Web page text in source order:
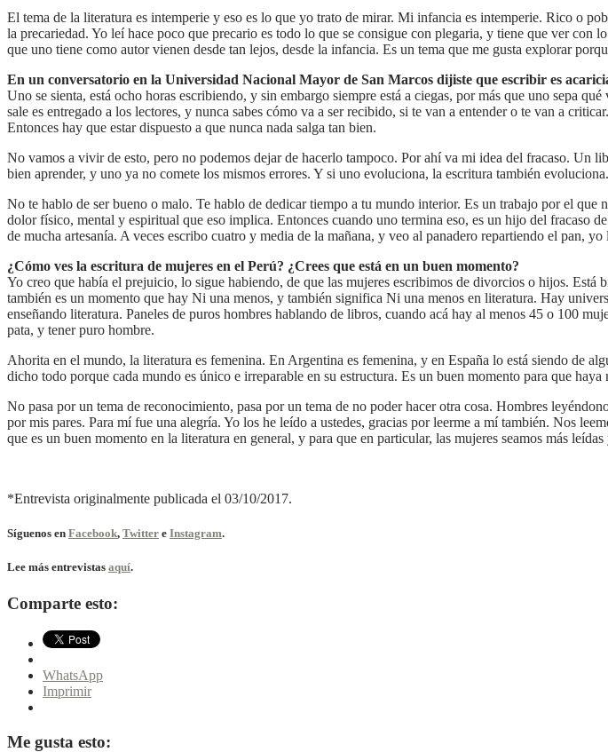
El tema de la literatura es intemperie y eso es lo que yo trato de mirar. Mi infancia es intemperie. Rico o
la precariedad. Yo leí hace poco que precario es todo lo que se consigue con plegaria, y tiene que ver
que uno tiene como autor vienen desde tan lejos, desde la infancia. Es un tema que me gusta explorar
En un conversatorio en la Universidad Nacional Mayor de San Marcos dijiste que escribir es
Uno se sienta, está ocho horas escribiendo, y sin embargo siempre está a ciegas, por más que uno sepa
sale es entregado a los lectores, y nunca sabes cómo va a ser recibido, si te van a entender o te van a
Entonces hay que estar dispuesto a que nunca nada salga tan bien.
No vamos a vivir de esto, pero no podemos dejar de hacerlo tampoco. Por ahí va mi idea del fracaso. Un
bien aprender, y uno ya no comete los mismos errores. Y si uno evoluciona, la escritura también
No te hablo de ser bueno o malo. Te hablo de dedicar tiempo a tu mundo interior. Es un trabajo por el
dolor físico, mental y espiritual que eso implica. Entonces cuando uno termina eso, es un hijo del fracaso
de mucha artesanía. A veces escribo cuatro y media de la mañana, y veo al panadero repartiendo el pan,
¿Cómo ves la escritura de mujeres en el Perú? ¿Crees que está en un buen momento?
Yo creo que había el prejuicio, lo sigue habiendo, de que las mujeres escribimos de divorcios o hijos. Está
también es un momento que hay Ni una menos, y también significa Ni una menos en literatura. Hay
enseñando literatura. Paneles de puros hombres hablando de libros, cuando acá hay al menos 45 o 100
pata, y tener puro hombre.
Ahorita en el mundo, la literatura es femenina. En Argentina es femenina, y en España lo está siendo de
dicho todo porque cada mundo es único e irreparable en su estructura. Es un buen momento para que
No pasa por un tema de reconocimiento, pasa por un tema de no poder hacer otra cosa. Hombres
por mis pares. Para mí fue una alegría. Yo los he leído a ustedes, gracias por leerme a mí también. Nos
que es un buen momento en la literatura en general, y para que en particular, las mujeres seamos más
*Entrevista originalmente publicada el 03/10/2017.
Síguenos en Facebook, Twitter e Instagram.
Lee más entrevistas aquí.
Comparte esto:
WhatsApp
Imprimir
Me gusta esto: